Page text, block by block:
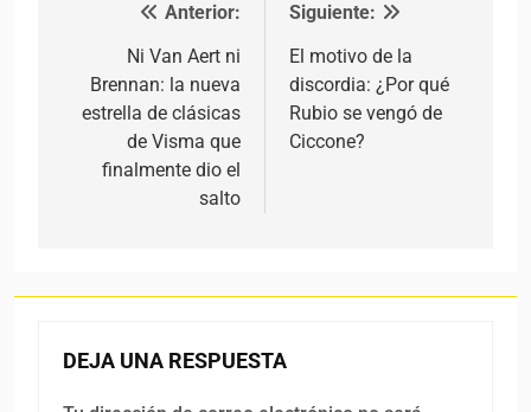
Navegación de entradas
Anterior:
Ni Van Aert ni
Brennan: la nueva
estrella de clásicas
de Visma que
finalmente dio el
salto
Siguiente:
El motivo de la
discordia: ¿Por qué
Rubio se vengó de
Ciccone?
DEJA UNA RESPUESTA